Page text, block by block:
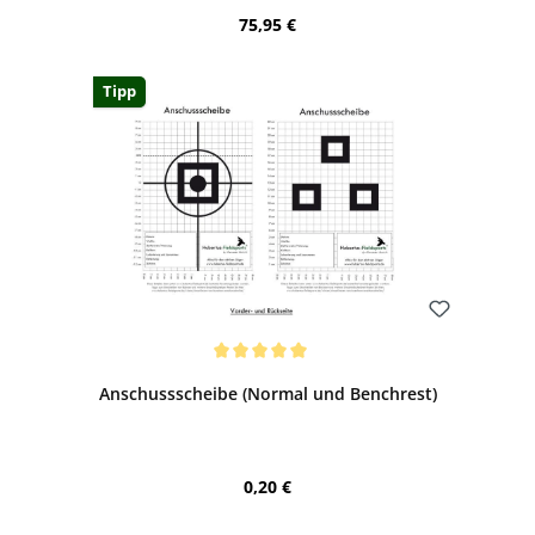
Regulärer Preis:
75,95 €
Tipp
Anschussscheibe (Normal und Benchrest)
Regulärer Preis:
0,20 €